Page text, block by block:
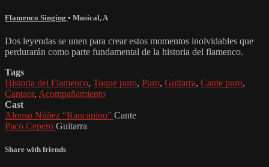
Flamenco Singing • Musical, A
Dos leyendas se unen para crear estos momentos inolvidables que
perdurarán como parte fundamental de la historia del flamenco.
Tags
Historia del Flamenco, Toque puro, Puro, Guitarra, Cante puro,
Cantaor, Acompañamiento
Cast
Alonso Núñez “Rancapino” Cante
Paco Cepero Guitarra
Share with friends